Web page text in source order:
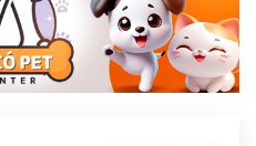
t
i
o
n